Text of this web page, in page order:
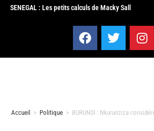
SENEGAL : Les petits calculs de Macky Sall
Accueil > Politique > BURUNDI : Nkurunziza